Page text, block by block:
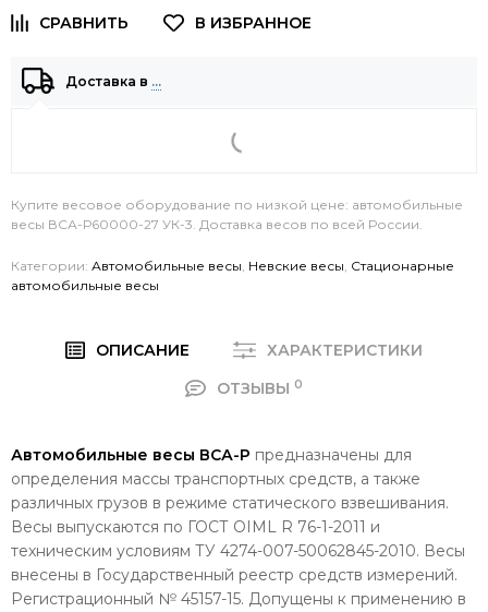
Доставка в …
Купите весовое оборудование по низкой цене: автомобильные
весы ВСА-Р60000-27 УК-3. Доставка весов по всей России.
Категории: Автомобильные весы, Невские весы, Стационарные
автомобильные весы
ОПИСАНИЕ
ХАРАКТЕРИСТИКИ
ОТЗЫВЫ 0
Автомобильные весы ВСА-Р предназначены для
определения массы транспортных средств, а также
различных грузов в режиме статического взвешивания.
Весы выпускаются по ГОСТ OIML R 76-1-2011 и
техническим условиям ТУ 4274-007-50062845-2010. Весы
внесены в Государственный реестр средств измерений.
Регистрационный № 45157-15. Допущены к применению в